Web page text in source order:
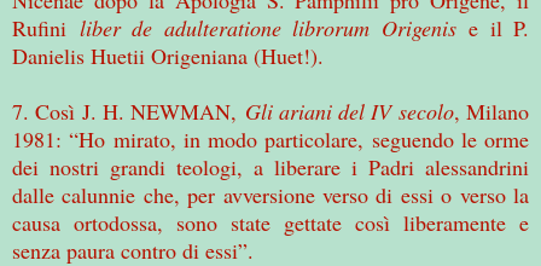
Rufini liber de adulteratione librorum Origenise il P.
Danielis Huetii Origeniana (Huet!).
7. Così J. H. NEWMAN, Gli ariani del IV secolo, Milano
1981: “Ho mirato, in modo particolare, seguendo le orme
dei nostri grandi teologi, a liberare i Padri alessandrini
dalle calunnie che, per avversione verso di essi o verso la
causa ortodossa, sono state gettate così liberamente e
senza paura contro di essi”.